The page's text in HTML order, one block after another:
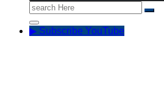
Search
for:
▶ Subscribe YouTube